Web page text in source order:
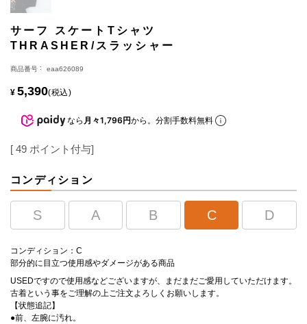
サーフ スケートTシャツ
THRASHER/スラッシャー
商品番号 eaa626089
¥ 5,390 税込
なら 月々1,796円から。分割手数料無料
[ 49 ポイント付与]
コンディション
S A B C D
コンディション：C
部分的に目立つ使用感やダメージがある商品
USEDですので使用感などございますが、まだまだご愛用していただけます。
古着という事をご理解の上ご注文よろしくお願いします。
【状態追記】
●前、左腕に汚れ。